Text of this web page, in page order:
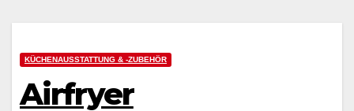
KÜCHENAUSSTATTUNG & -ZUBEHÖR
Airfryer